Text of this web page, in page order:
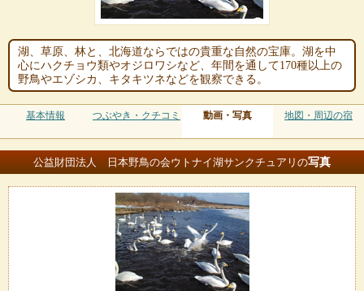
湖、草原、林と、北海道ならではの貴重な自然の宝庫。湖を中
心にハクチョウ類やオジロワシなど、年間を通して170種以上の
野鳥やエゾシカ、キタキツネなどを観察できる。
基本情報 つぶやき・クチコミ 動画・写真 地図・周辺の宿
公益財団法人 日本野鳥の会ウトナイ湖サンクチュアリの写真